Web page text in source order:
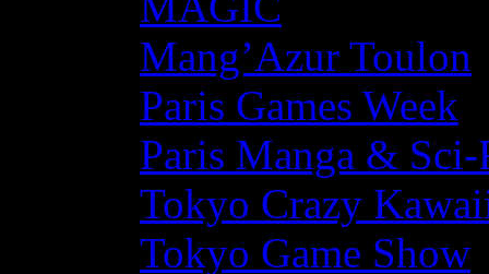
Mang’Azur Toulon
Paris Games Week
Paris Manga &
Tokyo Crazy
Tokyo Game Show